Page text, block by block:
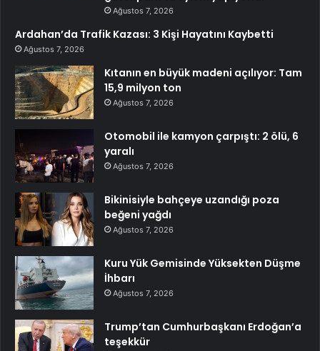
Ağustos 7, 2026
Ardahan’da Trafik Kazası: 3 Kişi Hayatını Kaybetti
Ağustos 7, 2026
Kıtanın en büyük madeni açılıyor: Tam
15,9 milyon ton
Ağustos 7, 2026
Otomobil ile kamyon çarpıştı: 2 ölü, 6
yaralı
Ağustos 7, 2026
Bikinisiyle bahçeye uzandığı poza
beğeni yağdı
Ağustos 7, 2026
Kuru Yük Gemisinde Yüksekten Düşme
İhbarı
Ağustos 7, 2026
Trump’tan Cumhurbaşkanı Erdoğan’a
teşekkür